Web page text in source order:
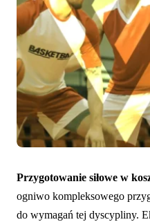
Przygotowanie siłowe w
ogniwo kompleksowego
do wymagań tej dyscypliny.